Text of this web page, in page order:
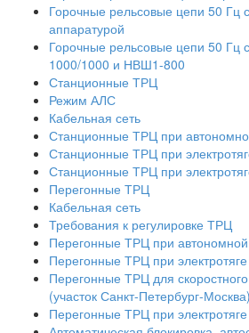
Горочные рельсовые цепи 50 Гц
аппаратурой
Горочные рельсовые цепи 50
1000/1000 и НВШ1-800
Станционные ТРЦ
Режим АЛС
Кабельная сеть
Станционные ТРЦ при
Станционные ТРЦ при
Станционные ТРЦ при
Перегонные ТРЦ
Кабельная сеть
Требования к регулировке ТРЦ
Перегонные ТРЦ при автономной
Перегонные ТРЦ при электротяге
Перегонные ТРЦ для
(участок Санкт-Петербург-Москва)
Перегонные ТРЦ при